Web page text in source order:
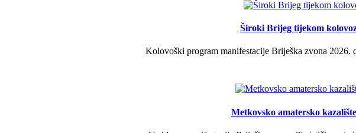
Široki Brijeg tijekom
Kolovoški program manifestacije Briješka zvona 2026.
Metkovsko amatersko